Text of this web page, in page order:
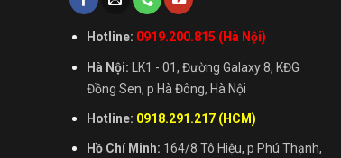
Hotline: 0919.200.815 (Hà Nội)
Hà Nội: LK1 - 01, Đường Galaxy 8, KĐG
Đồng Sen, p Hà Đông, Hà Nội
Hotline: 0918.291.217 (HCM)
Hồ Chí Minh: 164/8 Tô Hiệu, p Phú Thạnh,